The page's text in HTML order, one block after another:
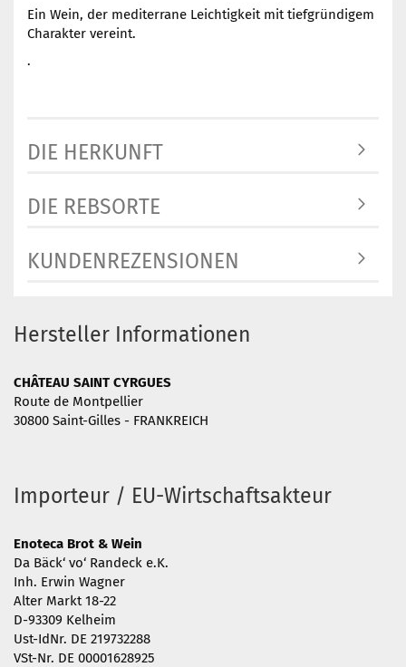
Ein Wein, der mediterrane Leichtigkeit mit tiefgründigem
Charakter vereint.
.
DIE HERKUNFT
DIE REBSORTE
KUNDENREZENSIONEN
Hersteller Informationen
CHÂTEAU SAINT CYRGUES
Route de Montpellier
30800 Saint-Gilles - FRANKREICH
Importeur / EU-Wirtschaftsakteur
Enoteca Brot & Wein
Da Bäck‘ vo‘ Randeck e.K.
Inh. Erwin Wagner
Alter Markt 18-22
D-93309 Kelheim
Ust-IdNr. DE 219732288
VSt-Nr. DE 00001628925